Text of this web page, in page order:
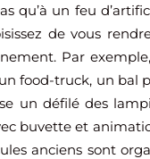
qu’à un feu
de vous
Par
food-truck, un bal
un défilé des
buvette et
anciens sont